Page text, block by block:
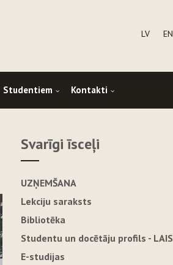
LV EN
Studentiem Kontakti
Svarīgi īsceļi
UZŅEMŠANA
Lekciju saraksts
Bibliotēka
Studentu un docētāju profils - LAIS
E-studijas